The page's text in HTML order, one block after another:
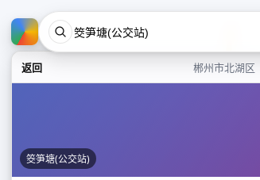
返回 郴州市北湖区
筊笋塘(公交站)